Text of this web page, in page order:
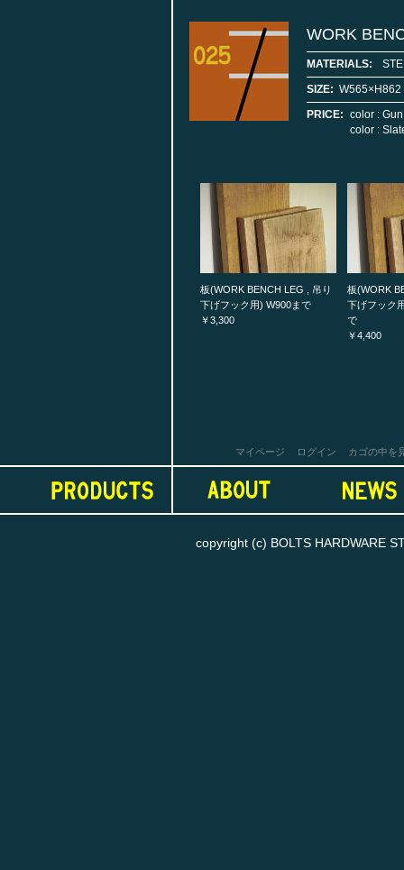
WORK
MATERIALS:
SIZE: W565×H862
PRICE: color :
color :
板(WORK BENCH LEG , 吊り
下げフック用) W900まで
￥3,300
板(WORK
下げフック
で
￥4,400
マイページ ログイン カゴの中を
copyright (c) BOLTS HARDWARE